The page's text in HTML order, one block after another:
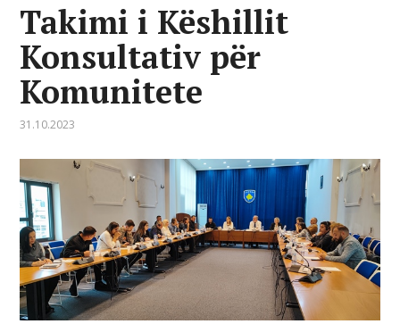
Takimi i Këshillit
Konsultativ për
Komunitete
31.10.2023